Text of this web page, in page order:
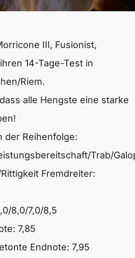
III, Fusionist,
14-Tage-Test in
Riem.
alle Hengste eine starke
der Reihenfolge:
Trab/
Fremdreiter:
8,0/7,0/8,5
7,85
Endnote: 7,95